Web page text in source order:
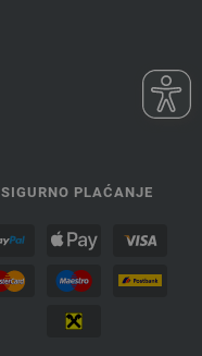
SIGURNO PLAĆANJE